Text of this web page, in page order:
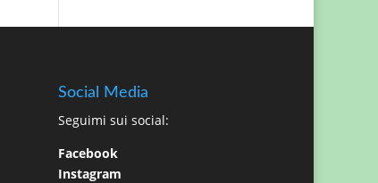
Social Media
Seguimi sui social:
Facebook
Instagram